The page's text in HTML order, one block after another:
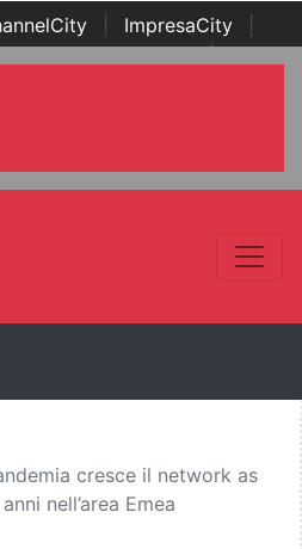
ImpresaCity
Channel Awards | Italian
cresce il network as
nell’area Emea